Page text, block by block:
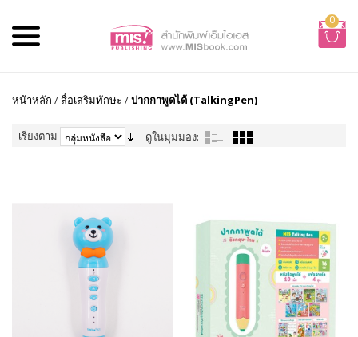
0
หน้าหลัก /สื่อเสริมทักษะ /ปากกาพูดได้ (TalkingPen)
เรียงตาม ดูในมุมมอง: